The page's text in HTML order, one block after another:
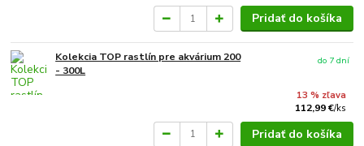
Pridať do košíka
Kolekcia TOP rastlín pre akvárium 200
- 300L
13 % zľava
112,99 €/ks
do 7 dní
Pridať do košíka